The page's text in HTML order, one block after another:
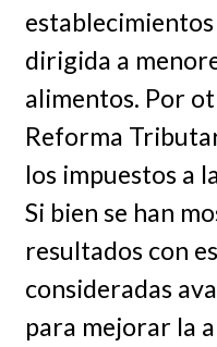
dirigida a
alimentos. Por
Reforma
los impuestos a
Si bien se han
resultados con
consideradas
para mejorar la